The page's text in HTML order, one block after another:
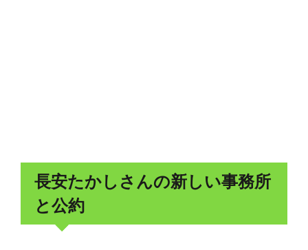
長安たかしさんの新しい事務所
と公約